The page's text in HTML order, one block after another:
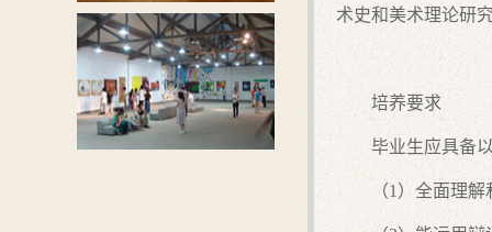
术史和美术理论研
培养要求
毕业生应具备
（1）全面理